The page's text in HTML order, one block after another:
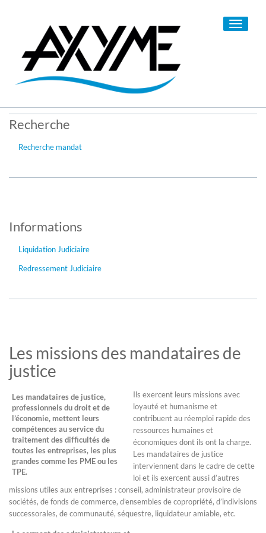
Toggle
Recherche
Recherche mandat
Informations
Liquidation Judiciaire
Redressement Judiciaire
Les missions des mandataires de
justice
Les mandataires de justice,
professionnels du droit et de
l’économie, mettent leurs
compétences au service du
traitement des difficultés de
toutes les entreprises, les plus
grandes comme les PME ou les
TPE.
Ils exercent leurs missions avec
loyauté et humanisme et
contribuent au réemploi rapide des
ressources humaines et
économiques dont ils ont la charge.
Les mandataires de justice
interviennent dans le cadre de cette
loi et ils exercent aussi d’autres
missions utiles aux entreprises : conseil, administrateur provisoire de
sociétés, de fonds de commerce, d’ensembles de copropriété, d’indivisions
successorales, de communauté, séquestre, liquidateur amiable, etc.